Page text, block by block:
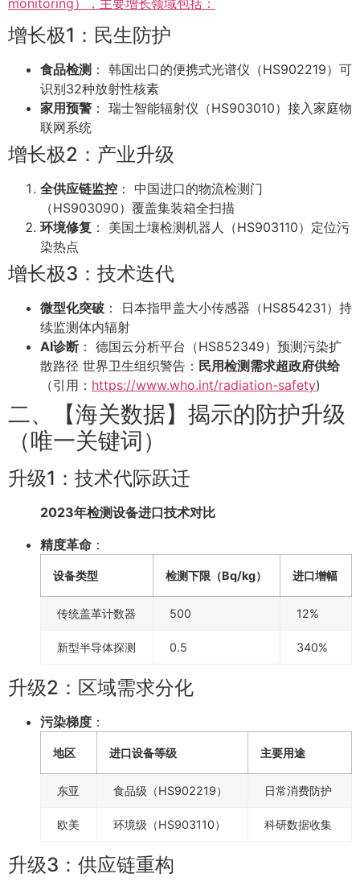
增长极1：民生防护
食品检测 ： 韩国出口的便携式光谱仪（HS902219）可
识别32种放射性核素
家用预警 ： 瑞士智能辐射仪（HS903010）接入家庭物
联网系统
增长极2：产业升级
全供应链监控 ： 中国进口的物流检测门
（HS903090）覆盖集装箱全扫描
环境修复 ： 美国土壤检测机器人（HS903110）定位污
染热点
增长极3：技术迭代
微型化突破 ： 日本指甲盖大小传感器（HS854231）持
续监测体内辐射
AI诊断 ： 德国云分析平台（HS852349）预测污染扩
散路径 世界卫生组织警告： 民用检测需求超政府供给
（引用： https://www.who.int/radiation-safety)
二、【海关数据】揭示的防护升级
（唯一关键词）
升级1：技术代际跃迁
2023年检测设备进口技术对比
精度革命 ：
设备类型 检测下限（Bq/kg） 进口增幅
传统盖革计数器 500 12%
新型半导体探测 0.5 340%
升级2：区域需求分化
污染梯度 ：
地区 进口设备等级 主要用途
东亚 食品级（HS902219） 日常消费防护
欧美 环境级（HS903110） 科研数据收集
升级3：供应链重构